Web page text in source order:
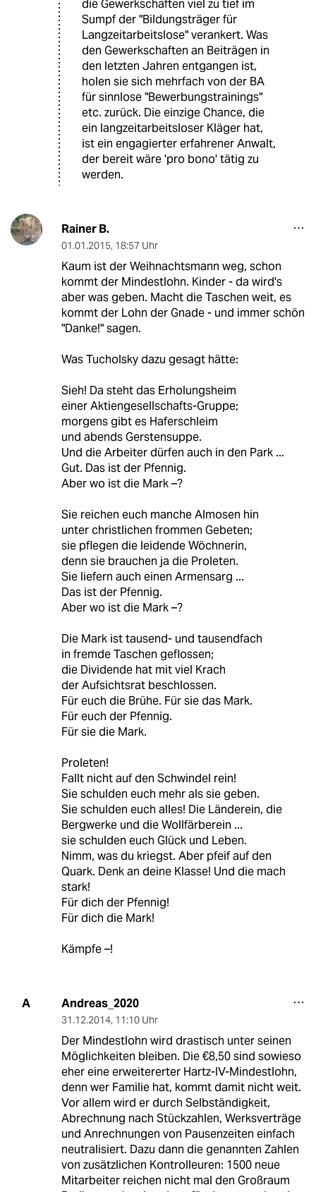
die Gewerkschaften viel zu tief im
Sumpf der "Bildungsträger für
Langzeitarbeitslose" verankert. Was
den Gewerkschaften an Beiträgen in
den letzten Jahren entgangen ist,
holen sie sich mehrfach von der BA
für sinnlose "Bewerbungstrainings"
etc. zurück. Die einzige Chance, die
ein langzeitarbeitsloser Kläger hat,
ist ein engagierter erfahrener Anwalt,
der bereit wäre 'pro bono' tätig zu
werden.
Rainer B.
01.01.2015, 18:57 Uhr
Kaum ist der Weihnachtsmann weg, schon
kommt der Mindestlohn. Kinder - da wird's
aber was geben. Macht die Taschen weit, es
kommt der Lohn der Gnade - und immer schön
"Danke!" sagen.
Was Tucholsky dazu gesagt hätte:
Sieh! Da steht das Erholungsheim
einer Aktiengesellschafts-Gruppe;
morgens gibt es Haferschleim
und abends Gerstensuppe.
Und die Arbeiter dürfen auch in den Park ...
Gut. Das ist der Pfennig.
Aber wo ist die Mark –?
Sie reichen euch manche Almosen hin
unter christlichen frommen Gebeten;
sie pflegen die leidende Wöchnerin,
denn sie brauchen ja die Proleten.
Sie liefern auch einen Armensarg ...
Das ist der Pfennig.
Aber wo ist die Mark –?
Die Mark ist tausend- und tausendfach
in fremde Taschen geflossen;
die Dividende hat mit viel Krach
der Aufsichtsrat beschlossen.
Für euch die Brühe. Für sie das Mark.
Für euch der Pfennig.
Für sie die Mark.
Proleten!
Fallt nicht auf den Schwindel rein!
Sie schulden euch mehr als sie geben.
Sie schulden euch alles! Die Länderein, die
Bergwerke und die Wollfärberein ...
sie schulden euch Glück und Leben.
Nimm, was du kriegst. Aber pfeif auf den
Quark. Denk an deine Klasse! Und die mach
stark!
Für dich der Pfennig!
Für dich die Mark!
Kämpfe –!
A Andreas_2020
31.12.2014, 11:10 Uhr
Der Mindestlohn wird drastisch unter seinen
Möglichkeiten bleiben. Die €8,50 sind sowieso
eher eine erweitererter Hartz-IV-Mindestlohn,
denn wer Familie hat, kommt damit nicht weit.
Vor allem wird er durch Selbständigkeit,
Abrechnung nach Stückzahlen, Werksverträge
und Anrechnungen von Pausenzeiten einfach
neutralisiert. Dazu dann die genannten Zahlen
von zusätzlichen Kontrolleuren: 1500 neue
Mitarbeiter reichen nicht mal den Großraum